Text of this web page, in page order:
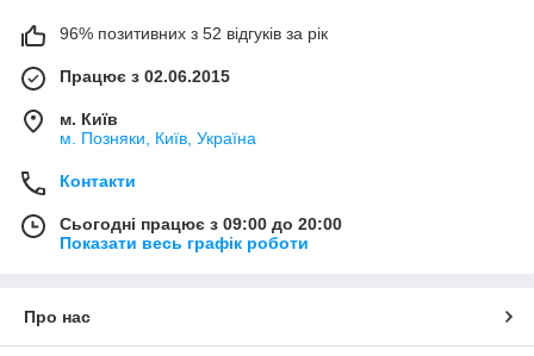
96% позитивних з 52 відгуків за рік
Працює з 02.06.2015
м. Київ
м. Позняки, Київ, Україна
Контакти
Сьогодні працює з 09:00 до 20:00
Показати весь графік роботи
Про нас